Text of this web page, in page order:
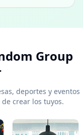
Group
deportes y eventos
crear los tuyos.